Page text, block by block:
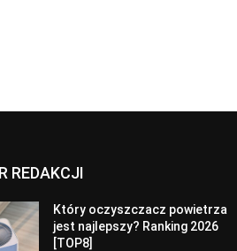
REDAKCJI
Który oczyszczacz powietrza
jest najlepszy? Ranking 2026
[TOP8]